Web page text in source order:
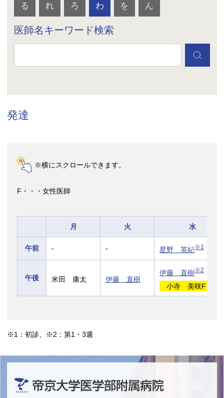
る れ ろ わ を ん
医師名キーワード検索
発達
※横にスクロールできます。
F・・・女性医師
月 火 水
午前 - - 星野 英紀※1
午後 米田 康太 伊藤 直樹
伊藤 直樹※2
小寺 美咲F
※1：初診、※2：第1・3週